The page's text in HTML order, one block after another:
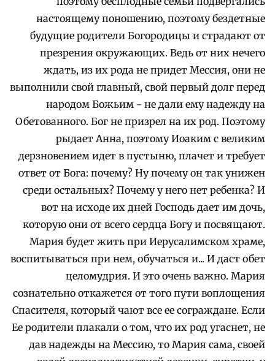
настоящему поношению, поэтому бездетные
будущие родители Богородицы и страдают от
презрения окружающих. Ведь от них нечего
ждать, из их рода не придет Мессия, они не
выполнили свой главный, свой первый долг перед
народом Божьим - не дали ему надежду на
Обетованного. Бог не призрел на их род. Поэтому
рыдает Анна, поэтому Иоаким с великим
дерзновением идет в пустыню, плачет и требует
ответ от Бога: почему? Ну почему он так унижен
среди остальных? Почему у него нет ребенка? И
вот на исходе их дней Господь дает им дочь,
которую они от всего сердца Богу и посвящают.
Мария будет жить при Иерусалимском храме,
воспитываться при нем, обучаться и... И даст обет
целомудрия. И это очень важно. Мария
сознательно откажется от того пути воплощения
Спасителя, который чают все ее сограждане. Если
Ее родители плакали о том, что их род угаснет, не
дав надежды на Мессию, то Мария сама, своей